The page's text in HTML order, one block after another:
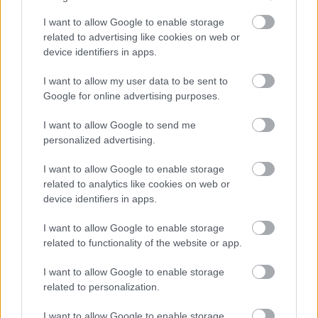
I want to allow Google to enable storage
related to advertising like cookies on web or
device identifiers in apps.
I want to allow my user data to be sent to
Google for online advertising purposes.
I want to allow Google to send me
personalized advertising.
I want to allow Google to enable storage
related to analytics like cookies on web or
device identifiers in apps.
I want to allow Google to enable storage
related to functionality of the website or app.
I want to allow Google to enable storage
related to personalization.
I want to allow Google to enable storage
oldschoolnak tűnik.
Az az igazság, hogy már nem szeretünk
annyira olvasni, szöveges tartalmakat
bogarászni.
Egyszerű példa erre, ha veszek valamilyen
utasítást, beütöm a nevet, típust a keresőbe,
elmagyarázza. Nem véletlenül olyan virálisak